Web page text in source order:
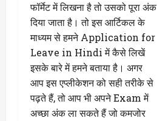
फॉर्मेट में लिखना है तो उसको पूरा अंक
दिया जाता है। तो इस आर्टिकल के
माध्यम से हमने Application for
Leave in Hindi में कैसे लिखें
इसके बारे में हमने बताया है। अगर
आप इस एप्लीकेशन को सही तरीके से
पढ़ते हैं, तो आप भी अपने Exam में
अच्छा अंक ला सकते हैं जो कमजोर